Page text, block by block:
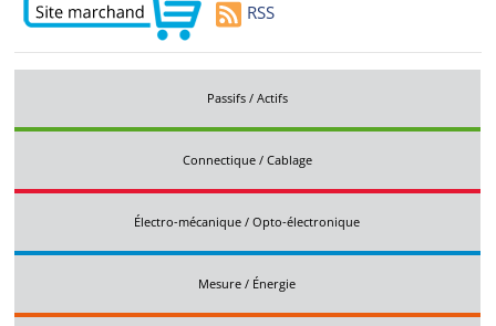
RSS
Passifs / Actifs
Connectique / Cablage
Électro-mécanique / Opto-électronique
Mesure / Énergie